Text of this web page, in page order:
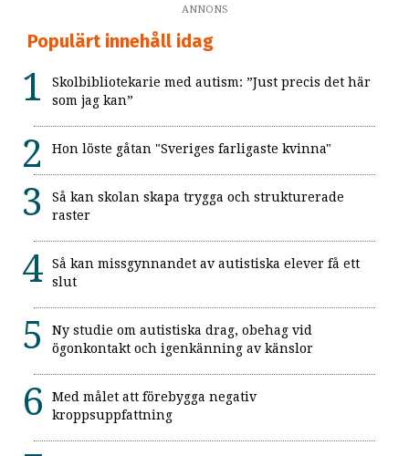
ANNONS
Populärt innehåll idag
Skolbibliotekarie med autism: ”Just precis det här
som jag kan”
Hon löste gåtan "Sveriges farligaste kvinna"
Så kan skolan skapa trygga och strukturerade
raster
Så kan missgynnandet av autistiska elever få ett
slut
Ny studie om autistiska drag, obehag vid
ögonkontakt och igenkänning av känslor
Med målet att förebygga negativ
kroppsuppfattning